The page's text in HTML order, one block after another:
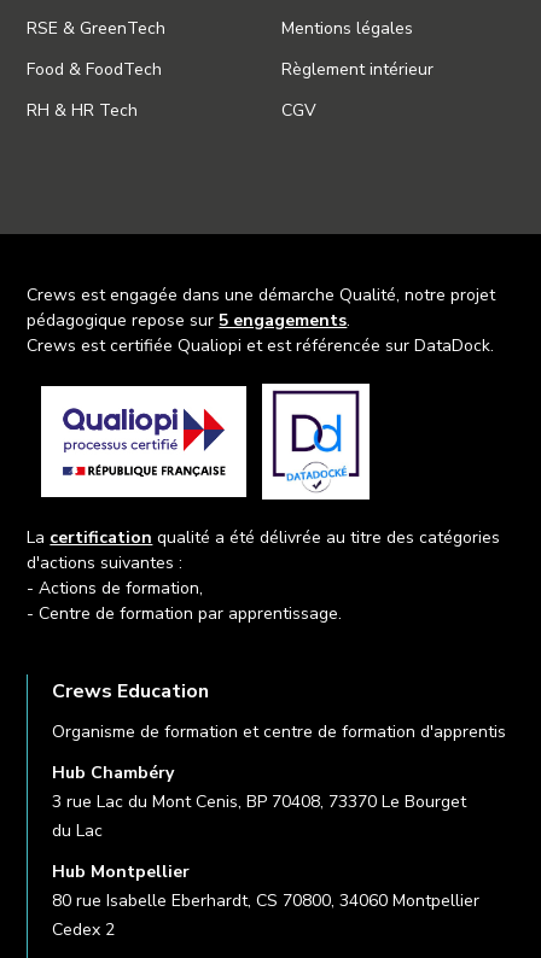
RSE & GreenTech
Food & FoodTech
RH & HR Tech
Mentions légales
Règlement intérieur
CGV
Crews est engagée dans une démarche Qualité, notre projet
pédagogique repose sur 5 engagements.
Crews est certifiée Qualiopi et est référencée sur DataDock.
La certification qualité a été délivrée au titre des catégories
d'actions suivantes :
- Actions de formation,
- Centre de formation par apprentissage.
Crews Education
Organisme de formation et centre de formation d'apprentis
Hub Chambéry
3 rue Lac du Mont Cenis, BP 70408, 73370 Le Bourget
du Lac
Hub Montpellier
80 rue Isabelle Eberhardt, CS 70800, 34060 Montpellier
Cedex 2